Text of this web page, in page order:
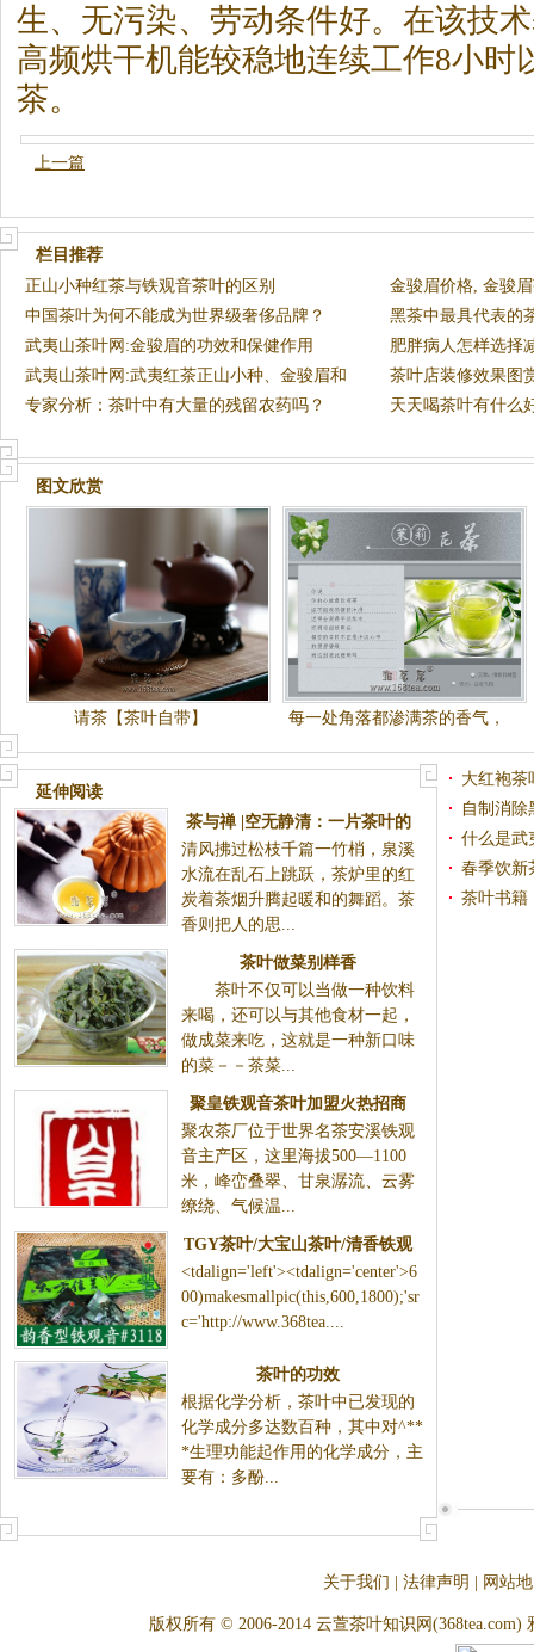
生、无污染、劳动条件好。在该技
高频烘干机能较稳地连续工作8小时
茶。
上一篇
栏目推荐
正山小种红茶与铁观音茶叶的区别
金骏眉价格, 金骏
中国茶叶为何不能成为世界级奢侈品牌？
黑茶中最具代表的
武夷山茶叶网:金骏眉的功效和保健作用
肥胖病人怎样选择
武夷山茶叶网:武夷红茶正山小种、金骏眉和
银骏眉
茶叶店装修效果图
专家分析：茶叶中有大量的残留农药吗？
天天喝茶叶有什么
图文欣赏
请茶【茶叶自带】
每一处角落都渗满茶的香气，
每一片茶叶都有你的流连忘返
延伸阅读
茶与禅 |空无静清：一片茶叶的
涅磐
清风拂过松枝千篇一竹梢，泉溪
水流在乱石上跳跃，茶炉里的红
炭着茶烟升腾起暖和的舞蹈。茶
香则把人的思...
茶叶做菜别样香
茶叶不仅可以当做一种饮料
来喝，还可以与其他食材一起，
做成菜来吃，这就是一种新口味
的菜－－茶菜...
聚皇铁观音茶叶加盟火热招商
中-免加盟费
聚农茶厂位于世界名茶安溪铁观
音主产区，这里海拔500—1100
米，峰峦叠翠、甘泉潺流、云雾
缭绕、气候温...
TGY茶叶/大宝山茶叶/清香铁观
音/大宝山名茶
<tdalign='left'><tdalign='center'>6
00)makesmallpic(this,600,1800);'sr
c='http://www.368tea....
茶叶的功效
根据化学分析，茶叶中已发现的
化学成分多达数百种，其中对^**
*生理功能起作用的化学成分，主
要有：多酚...
大红袍茶
自制消除
什么是武
春季饮新
茶叶书籍
关于我们 法律声明 网站
版权所有 © 2006-2014 云萱茶叶知识网